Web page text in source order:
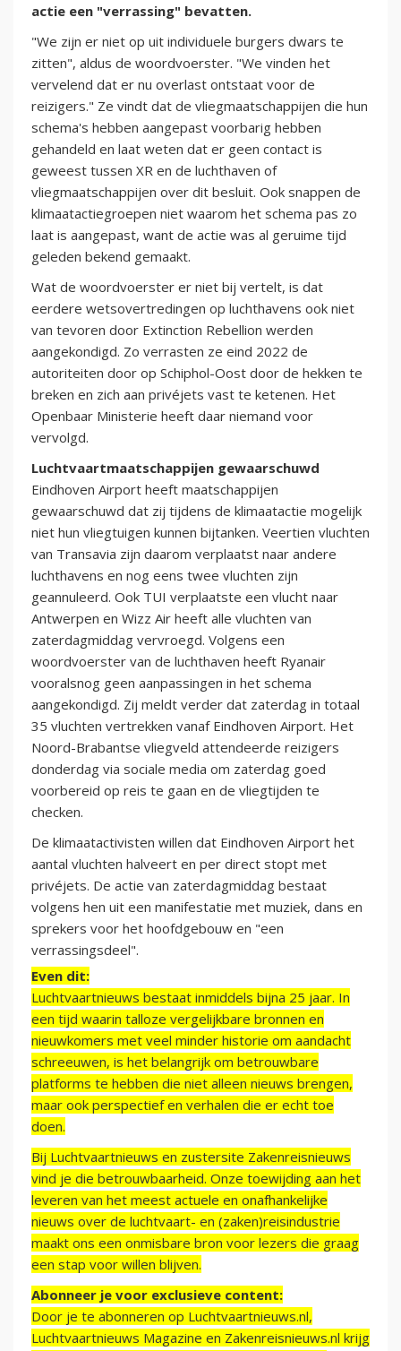
actie een "verrassing" bevatten.
"We zijn er niet op uit individuele burgers dwars te
zitten", aldus de woordvoerster. "We vinden het
vervelend dat er nu overlast ontstaat voor de
reizigers." Ze vindt dat de vliegmaatschappijen die hun
schema's hebben aangepast voorbarig hebben
gehandeld en laat weten dat er geen contact is
geweest tussen XR en de luchthaven of
vliegmaatschappijen over dit besluit. Ook snappen de
klimaatactiegroepen niet waarom het schema pas zo
laat is aangepast, want de actie was al geruime tijd
geleden bekend gemaakt.
Wat de woordvoerster er niet bij vertelt, is dat
eerdere wetsovertredingen op luchthavens ook niet
van tevoren door Extinction Rebellion werden
aangekondigd. Zo verrasten ze eind 2022 de
autoriteiten door op Schiphol-Oost door de hekken te
breken en zich aan privéjets vast te ketenen. Het
Openbaar Ministerie heeft daar niemand voor
vervolgd.
Luchtvaartmaatschappijen gewaarschuwd
Eindhoven Airport heeft maatschappijen
gewaarschuwd dat zij tijdens de klimaatactie mogelijk
niet hun vliegtuigen kunnen bijtanken. Veertien vluchten
van Transavia zijn daarom verplaatst naar andere
luchthavens en nog eens twee vluchten zijn
geannuleerd. Ook TUI verplaatste een vlucht naar
Antwerpen en Wizz Air heeft alle vluchten van
zaterdagmiddag vervroegd. Volgens een
woordvoerster van de luchthaven heeft Ryanair
vooralsnog geen aanpassingen in het schema
aangekondigd. Zij meldt verder dat zaterdag in totaal
35 vluchten vertrekken vanaf Eindhoven Airport. Het
Noord-Brabantse vliegveld attendeerde reizigers
donderdag via sociale media om zaterdag goed
voorbereid op reis te gaan en de vliegtijden te
checken.
De klimaatactivisten willen dat Eindhoven Airport het
aantal vluchten halveert en per direct stopt met
privéjets. De actie van zaterdagmiddag bestaat
volgens hen uit een manifestatie met muziek, dans en
sprekers voor het hoofdgebouw en "een
verrassingsdeel".
Even dit:
Luchtvaartnieuws bestaat inmiddels bijna 25 jaar. In
een tijd waarin talloze vergelijkbare bronnen en
nieuwkomers met veel minder historie om aandacht
schreeuwen, is het belangrijk om betrouwbare
platforms te hebben die niet alleen nieuws brengen,
maar ook perspectief en verhalen die er echt toe
doen.
Bij Luchtvaartnieuws en zustersite Zakenreisnieuws
vind je die betrouwbaarheid. Onze toewijding aan het
leveren van het meest actuele en onafhankelijke
nieuws over de luchtvaart- en (zaken)reisindustrie
maakt ons een onmisbare bron voor lezers die graag
een stap voor willen blijven.
Abonneer je voor exclusieve content:
Door je te abonneren op Luchtvaartnieuws.nl,
Luchtvaartnieuws Magazine en Zakenreisnieuws.nl krijg